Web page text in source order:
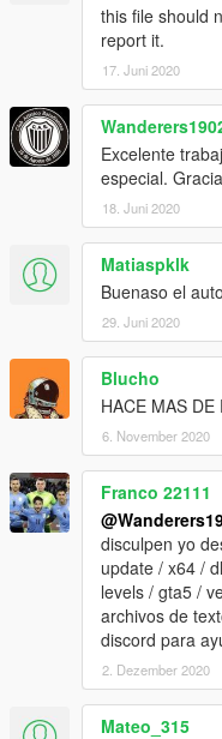
this file should
report it.
17. Juni 2020
Excelente
especial.
18. Juni 2020
Matiaspklk
Buenaso el
29. Juni 2020
Blucho
HACE MAS DE
6. November 2020
Franco 22111
disculpen yo
update / x64 /
levels / gta5 /
archivos de
discord para
2. Dezember 2020
Mateo_315